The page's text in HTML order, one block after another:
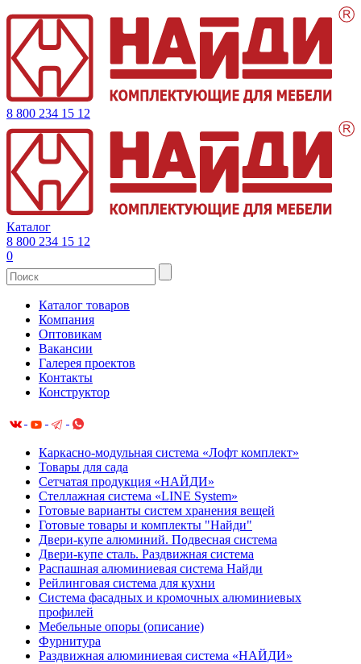
8 800 234 15 12
Каталог
8 800 234 15 12
0
Каталог товаров
Компания
Оптовикам
Вакансии
Галерея проектов
Контакты
Конструктор
Каркасно-модульная система «Лофт комплект»
Товары для сада
Сетчатая продукция «НАЙДИ»
Cтеллажная система «LINE System»
Готовые варианты систем хранения вещей
Готовые товары и комплекты "Найди"
Двери-купе алюминий. Подвесная система
Двери-купе сталь. Раздвижная система
Распашная алюминиевая система Найди
Рейлинговая система для кухни
Система фасадных и кромочных алюминиевых
профилей
Мебельные опоры (описание)
Фурнитура
Раздвижная алюминиевая система «НАЙДИ»